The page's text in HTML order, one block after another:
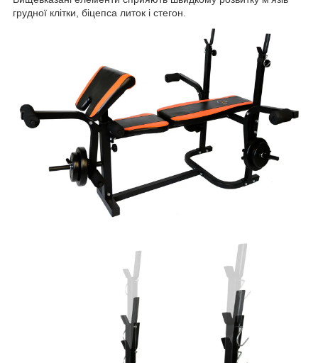
грудної клітки, біцепса литок і стегон.